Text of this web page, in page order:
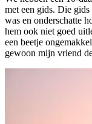
met een gids. Die
was en onderschatte
hem ook niet goed
een beetje
gewoon mijn vriend